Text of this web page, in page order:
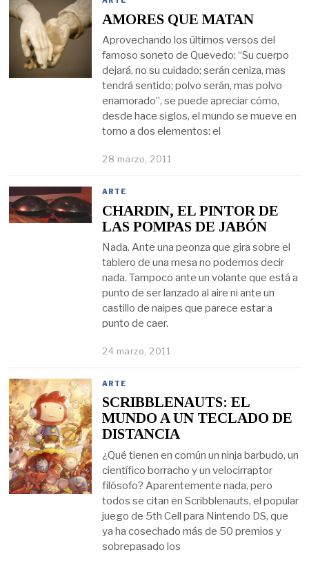
AMORES QUE MATAN
Aprovechando los últimos versos del
famoso soneto de Quevedo: “Su cuerpo
dejará, no su cuidado; serán ceniza, mas
tendrá sentido; polvo serán, mas polvo
enamorado”, se puede apreciar cómo,
desde hace siglos, el mundo se mueve en
torno a dos elementos: el
28 marzo, 2011
ARTE
CHARDIN, EL PINTOR DE
LAS POMPAS DE JABÓN
Nada. Ante una peonza que gira sobre el
tablero de una mesa no podemos decir
nada. Tampoco ante un volante que está a
punto de ser lanzado al aire ni ante un
castillo de naipes que parece estar a
punto de caer.
24 marzo, 2011
ARTE
SCRIBBLENAUTS: EL
MUNDO A UN TECLADO DE
DISTANCIA
¿Qué tienen en común un ninja barbudo, un
científico borracho y un velocirraptor
filósofo? Aparentemente nada, pero
todos se citan en Scribblenauts, el popular
juego de 5th Cell para Nintendo DS, que
ya ha cosechado más de 50 premios y
sobrepasado los